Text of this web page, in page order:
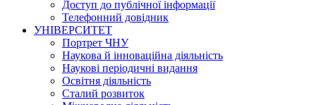
Доступ до публічної інформації
Телефонний довідник
УНІВЕРСИТЕТ
Портрет ЧНУ
Наукова й інноваційна діяльність
Наукові періодичні видання
Освітня діяльність
Сталий розвиток